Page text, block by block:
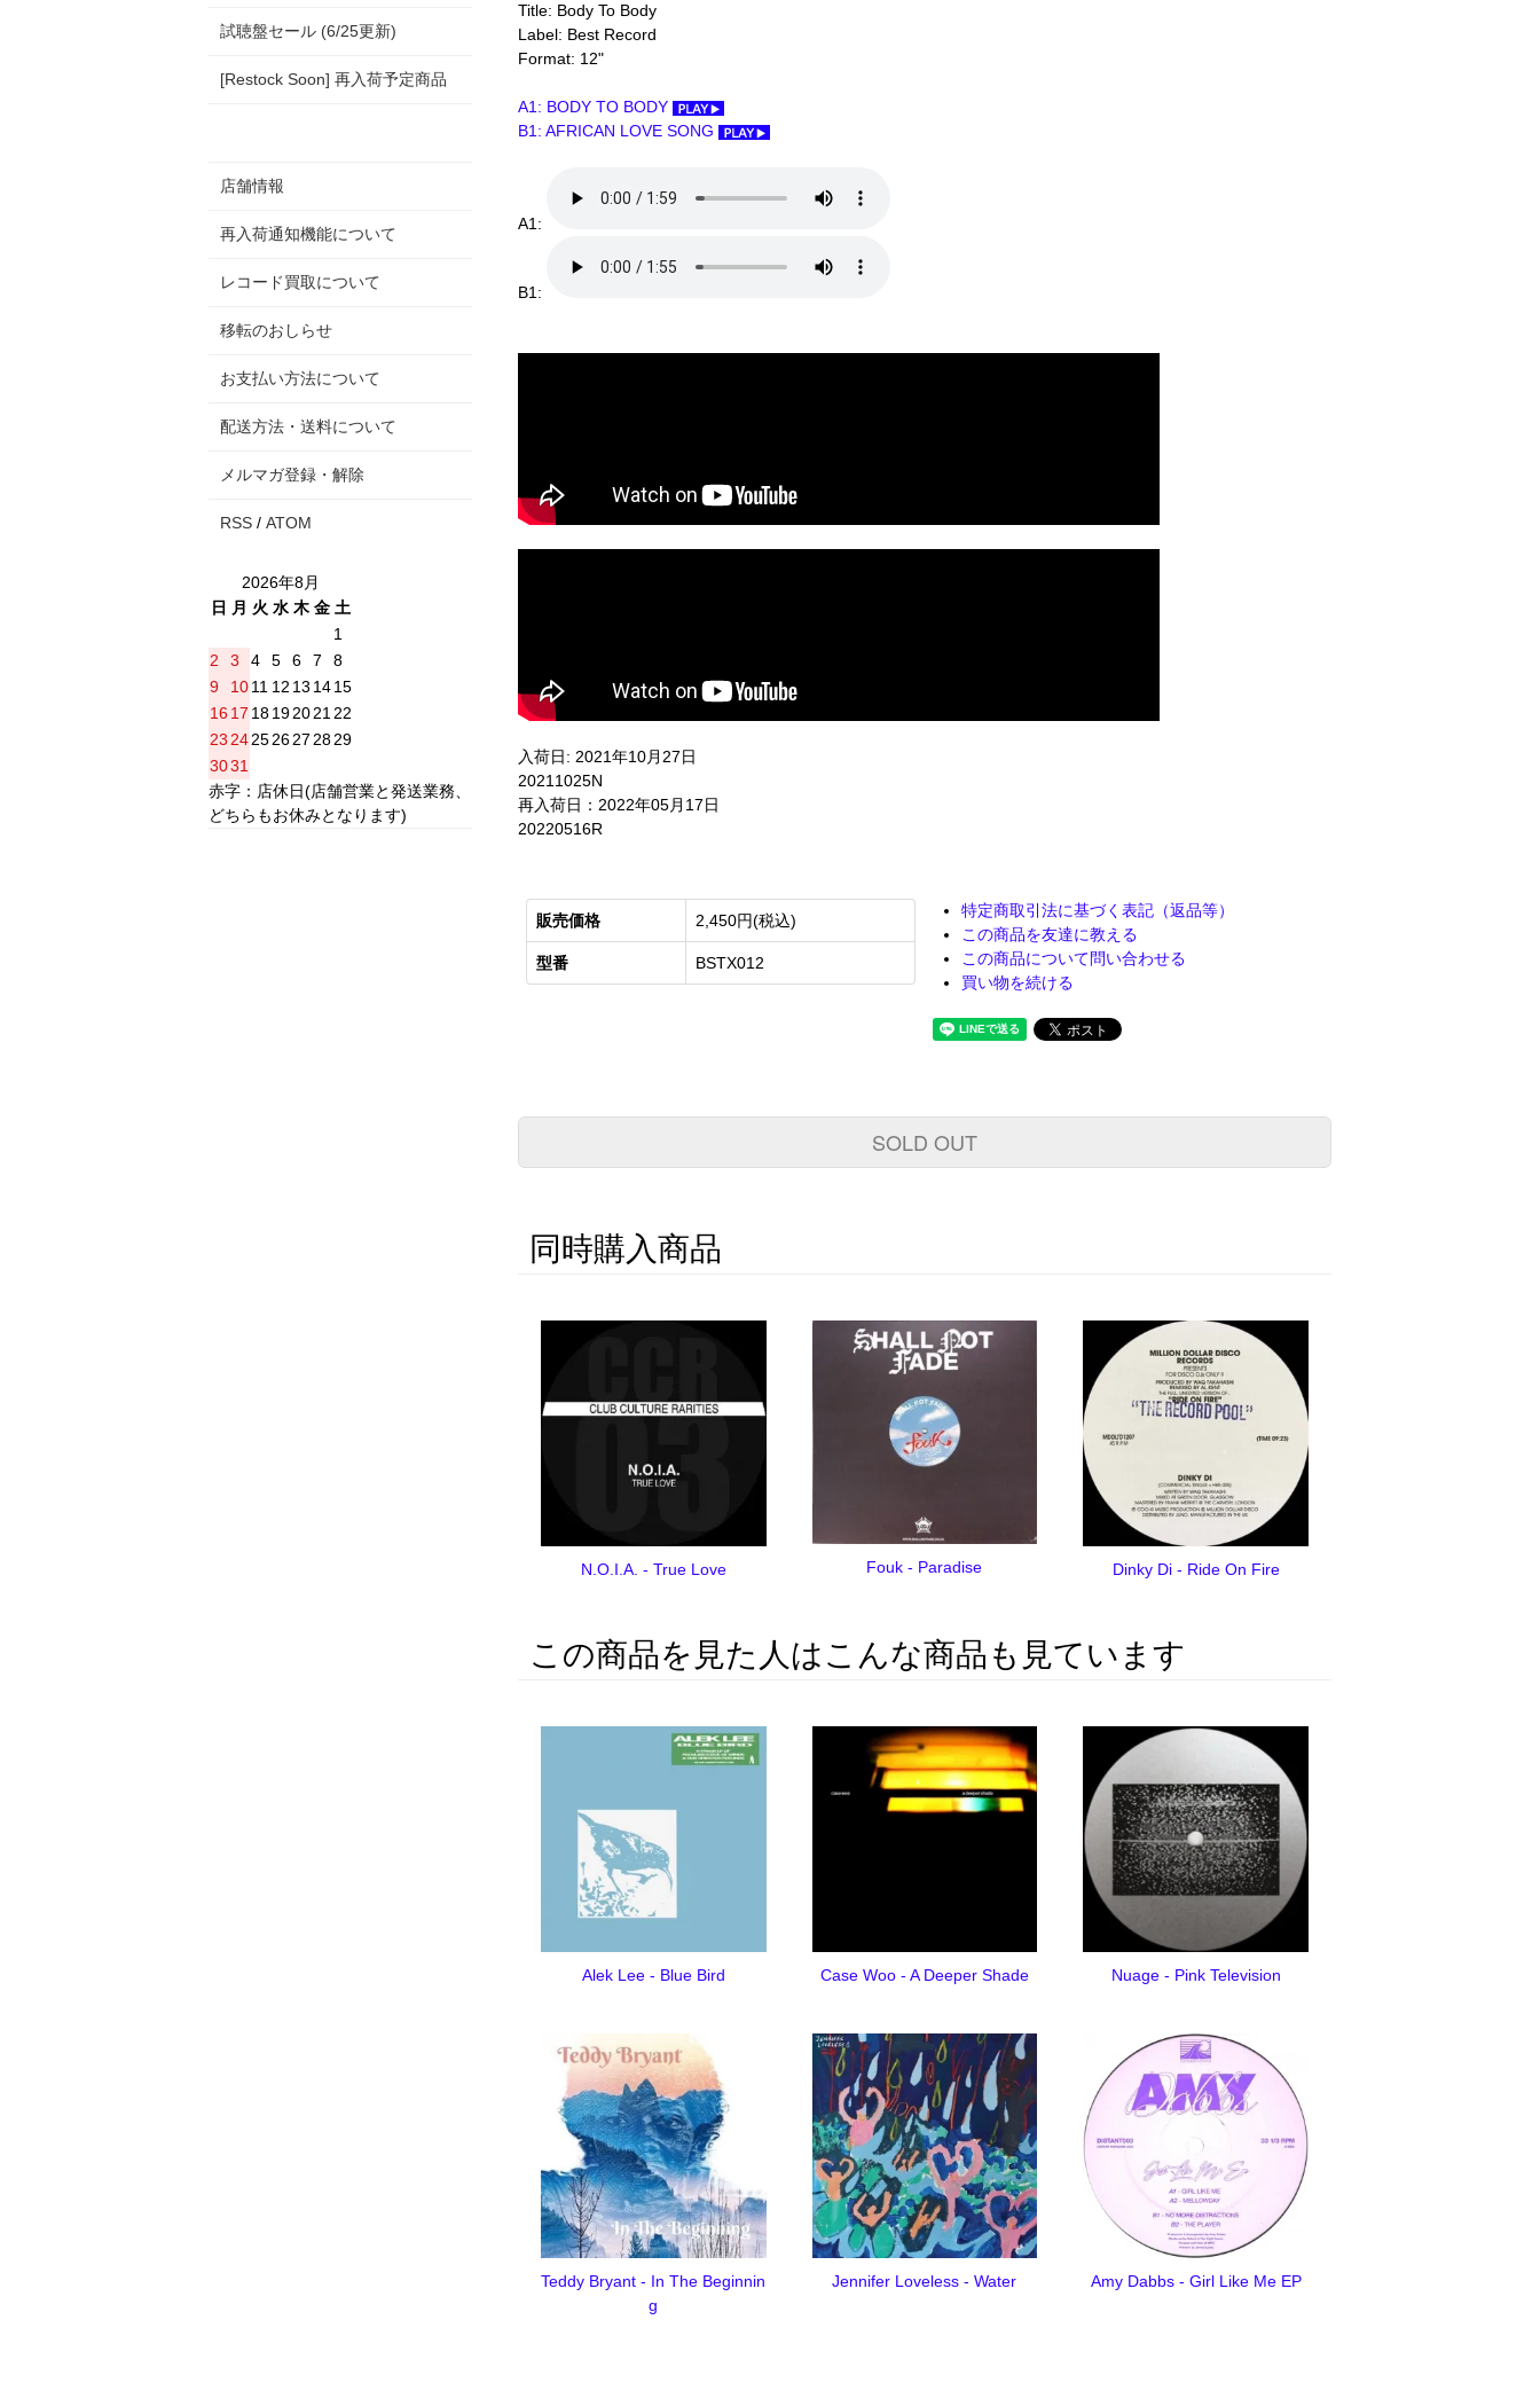
Title: Body To Body
Label: Best Record
Format: 12"
A1: BODY TO BODY
B1: AFRICAN LOVE SONG
A1:
B1:
入荷日: 2021年10月27日
20211025N
再入荷日：2022年05月17日
20220516R
販売価格 2,450円(税込)
型番 BSTX012
特定商取引法に基づく表記（返品等）
この商品を友達に教える
この商品について問い合わせる
買い物を続ける
SOLD OUT
同時購入商品
N.O.I.A. - True Love Fouk - Paradise Dinky Di - Ride On Fire
この商品を見た人はこんな商品も見ています
Alek Lee - Blue Bird Case Woo - A Deeper Shade Nuage - Pink Television
Teddy Bryant - In The Beginnin
g
Jennifer Loveless - Water Amy Dabbs - Girl Like Me EP
試聴盤セール (6/25更新)
[Restock Soon] 再入荷予定商品
店舗情報
再入荷通知機能について
レコード買取について
移転のおしらせ
お支払い方法について
配送方法・送料について
メルマガ登録・解除
RSS / ATOM
2026年8月
日
月 火 水 木 金 土
1
2
3 4 5 6 7
8
9
1011 12 13 1415
16 17 18192021 22
23 24252627 2829
3031
赤字：店休日(店舗営業と発送業務、
どちらもお休みとなります)